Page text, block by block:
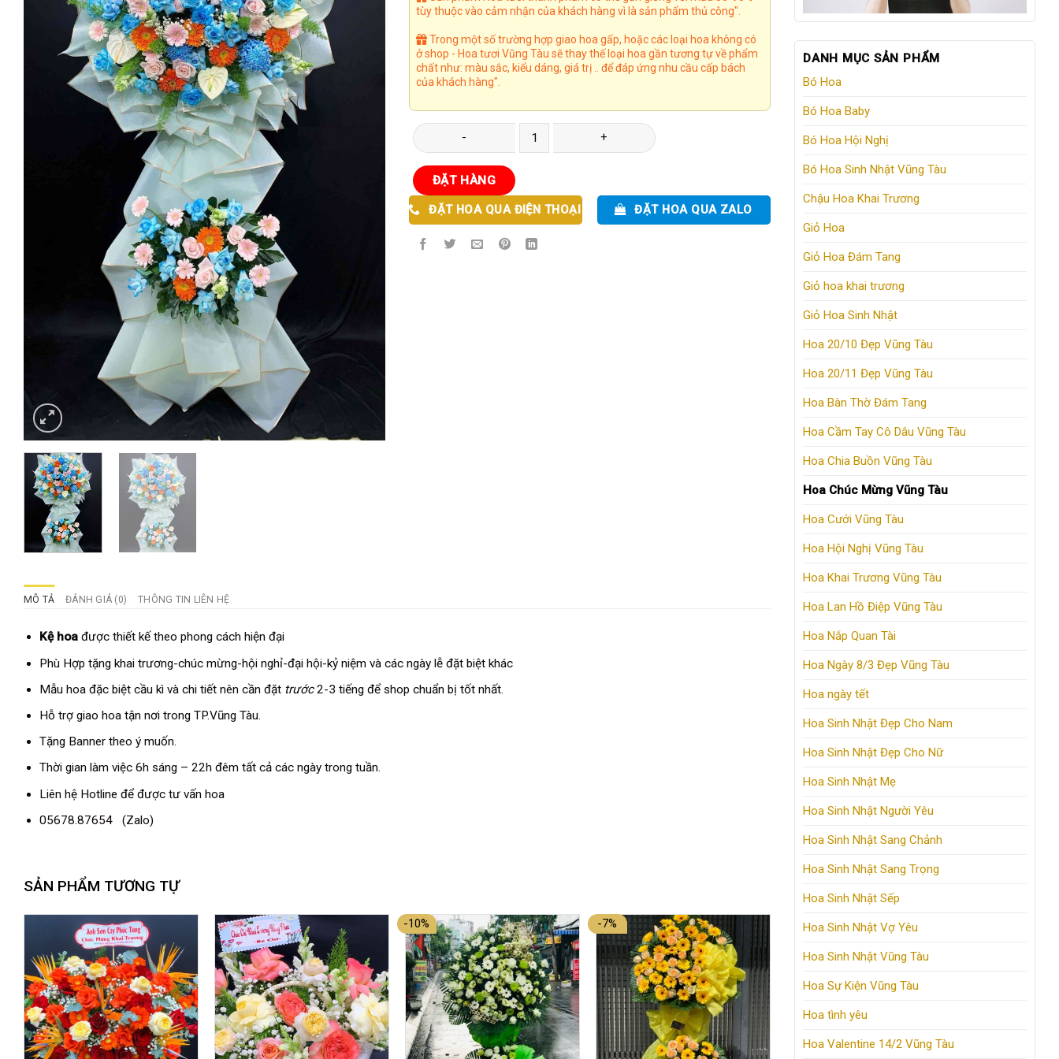
DANH MỤC SẢN PHẨM
Bó Hoa
Bó Hoa Baby
Bó Hoa Hội Nghị
Bó Hoa Sinh Nhật Vũng Tàu
Chậu Hoa Khai Trương
Giỏ Hoa
Giỏ Hoa Đám Tang
Giỏ hoa khai trương
Giỏ Hoa Sinh Nhật
Hoa 20/10 Đẹp Vũng Tàu
Hoa 20/11 Đẹp Vũng Tàu
Hoa Bàn Thờ Đám Tang
Hoa Cầm Tay Cô Dâu Vũng Tàu
Hoa Chia Buồn Vũng Tàu
Hoa Chúc Mừng Vũng Tàu
Hoa Cưới Vũng Tàu
Hoa Hội Nghị Vũng Tàu
Hoa Khai Trương Vũng Tàu
Hoa Lan Hồ Điệp Vũng Tàu
Hoa Nắp Quan Tài
Hoa Ngày 8/3 Đẹp Vũng Tàu
Hoa ngày tết
Hoa Sinh Nhật Đẹp Cho Nam
Hoa Sinh Nhật Đẹp Cho Nữ
Hoa Sinh Nhật Mẹ
Hoa Sinh Nhật Người Yêu
Hoa Sinh Nhật Sang Chảnh
Hoa Sinh Nhật Sang Trọng
Hoa Sinh Nhật Sếp
Hoa Sinh Nhật Vợ Yêu
Hoa Sinh Nhật Vũng Tàu
Hoa Sự Kiện Vũng Tàu
Hoa tình yêu
Hoa Valentine 14/2 Vũng Tàu
tùy thuộc vào cảm nhận của khách hàng vì là sản phẩm thủ công".
Trong một số trường hợp giao hoa gấp, hoặc các loại hoa không có
ở shop - Hoa tươi Vũng Tàu sẽ thay thế loại hoa gần tương tự về phẩm
chất như: màu sắc, kiểu dáng, giá trị .. để đáp ứng nhu cầu cấp bách
của khách hàng".
Kệ Hoa 73 số lượng
ĐẶT HÀNG
ĐẶT HOA QUA ĐIỆN THOẠI ĐẶT HOA QUA ZALO
MÔ TẢ ĐÁNH GIÁ (0) THÔNG TIN LIÊN HỆ
Kệ hoa được thiết kế theo phong cách hiện đại
Phù Hợp tặng khai trương-chúc mừng-hội nghỉ-đại hội-kỷ niệm và các ngày lễ đặt biệt khác
Mẫu hoa đặc biệt cầu kì và chi tiết nên cần đặt trước2-3 tiếng để shop chuẩn bị tốt nhất.
Hỗ trợ giao hoa tận nơi trong TP.Vũng Tàu.
Tặng Banner theo ý muốn.
Thời gian làm việc 6h sáng – 22h đêm tất cả các ngày trong tuần.
Liên hệ Hotline để được tư vấn hoa
05678.87654(Zalo)
SẢN PHẨM TƯƠNG TỰ
-10% -7%